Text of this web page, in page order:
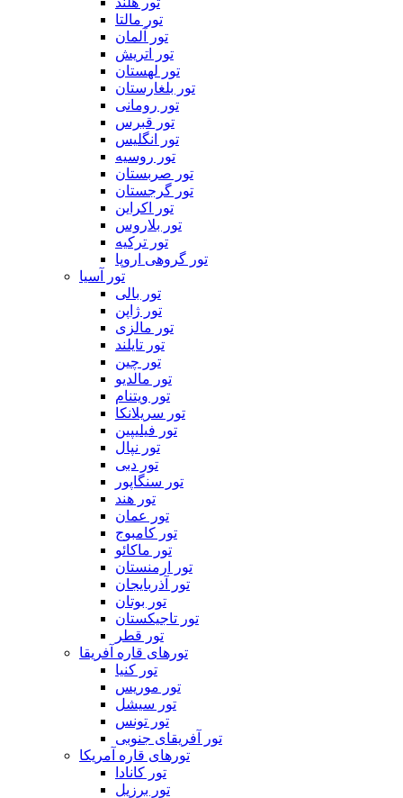
تور مالتا
تور آلمان
تور اتریش
تور لهستان
تور بلغارستان
تور رومانی
تور قبرس
تور انگلیس
تور روسیه
تور صربستان
تور گرجستان
تور اکراین
تور بلاروس
تور ترکیه
تور گروهی اروپا
تور آسیا
تور بالی
تور ژاپن
تور مالزی
تور تایلند
تور چین
تور مالدیو
تور ویتنام
تور سریلانکا
تور فیلیپین
تور نپال
تور دبی
تور سنگاپور
تور هند
تور عمان
تور کامبوج
تور ماکائو
تور ارمنستان
تور آذربایجان
تور بوتان
تور تاجیکستان
تور قطر
تورهای قاره آفریقا
تور کنیا
تور موریس
تور سیشل
تور تونس
تور آفریقای جنوبی
تورهای قاره آمریکا
تور کانادا
تور برزیل